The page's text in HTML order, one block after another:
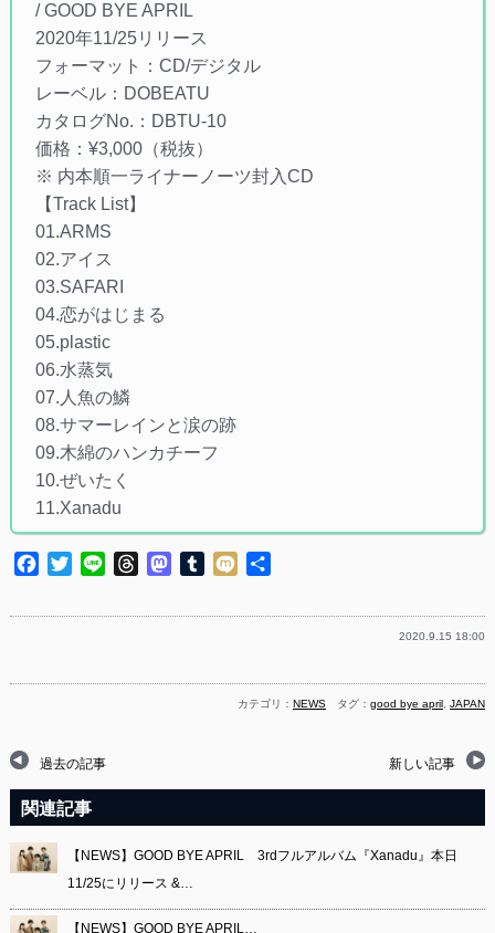
/ GOOD BYE APRIL
2020年11/25リリース
フォーマット：CD/デジタル
レーベル：DOBEATU
カタログNo.：DBTU-10
価格：¥3,000（税抜）
※ 内本順一ライナーノーツ封入CD
【Track List】
01.ARMS
02.アイス
03.SAFARI
04.恋がはじまる
05.plastic
06.水蒸気
07.人魚の鱗
08.サマーレインと涙の跡
09.木綿のハンカチーフ
10.ぜいたく
11.Xanadu
Facebook
TwitterLine ThreadsMastodon
Tumblr
Mixi
2020.9.15 18:00
カテゴリ：NEWS タグ：good bye april ,JAPAN
過去の記事 新しい記事
関連記事
【NEWS】GOOD BYE APRIL 3rdフルアルバム『Xanadu』本日
11/25にリリース &…
【NEWS】GOOD BYE APRIL…